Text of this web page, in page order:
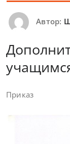
Автор:
Приказ